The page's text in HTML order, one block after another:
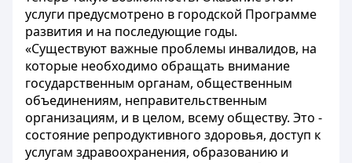
услуги предусмотрено в городской Программе
развития и на последующие годы.
«Существуют важные проблемы инвалидов, на
которые необходимо обращать внимание
государственным органам, общественным
объединениям, неправительственным
организациям, и в целом, всему обществу. Это -
состояние репродуктивного здоровья, доступ к
услугам здравоохранения, образованию и